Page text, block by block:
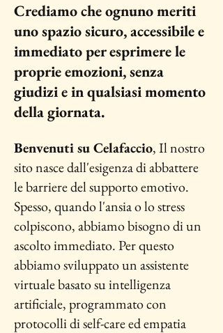
Crediamo che ognuno meriti
uno spazio sicuro, accessibile e
immediato per esprimere le
proprie emozioni, senza
giudizi e in qualsiasi momento
della giornata.
Benvenuti su Celafaccio, Il nostro
sito nasce dall'esigenza di abbattere
le barriere del supporto emotivo.
Spesso, quando l'ansia o lo stress
colpiscono, abbiamo bisogno di un
ascolto immediato. Per questo
abbiamo sviluppato un assistente
virtuale basato su intelligenza
artificiale, programmato con
protocolli di self-care ed empatia